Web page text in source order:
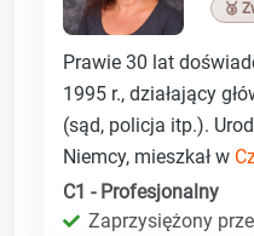
🥉
Prawie 30 lat
1995 r., działający
(sąd, policja itp.).
Niemcy, mieszkał w
C1 - Profesjonalny
Zaprzysiężony